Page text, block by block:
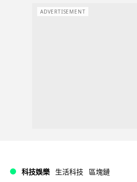
ADVERTISEMENT
科技娛樂 生活科技 區塊鏈